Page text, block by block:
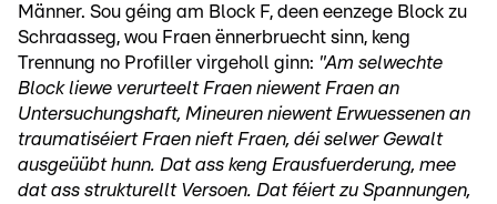
Männer. Sou géing am Block F, deen eenzege Block zu
Schraasseg, wou Fraen ënnerbruecht sinn, keng
Trennung no Profiller virgeholl ginn: "Am selwechte
Block liewe verurteelt Fraen niewent Fraen an
Untersuchungshaft, Mineuren niewent Erwuessenen an
traumatiséiert Fraen nieft Fraen, déi selwer Gewalt
ausgeüübt hunn. Dat ass keng Erausfuerderung, mee
dat ass strukturellt Versoen. Dat féiert zu Spannungen,